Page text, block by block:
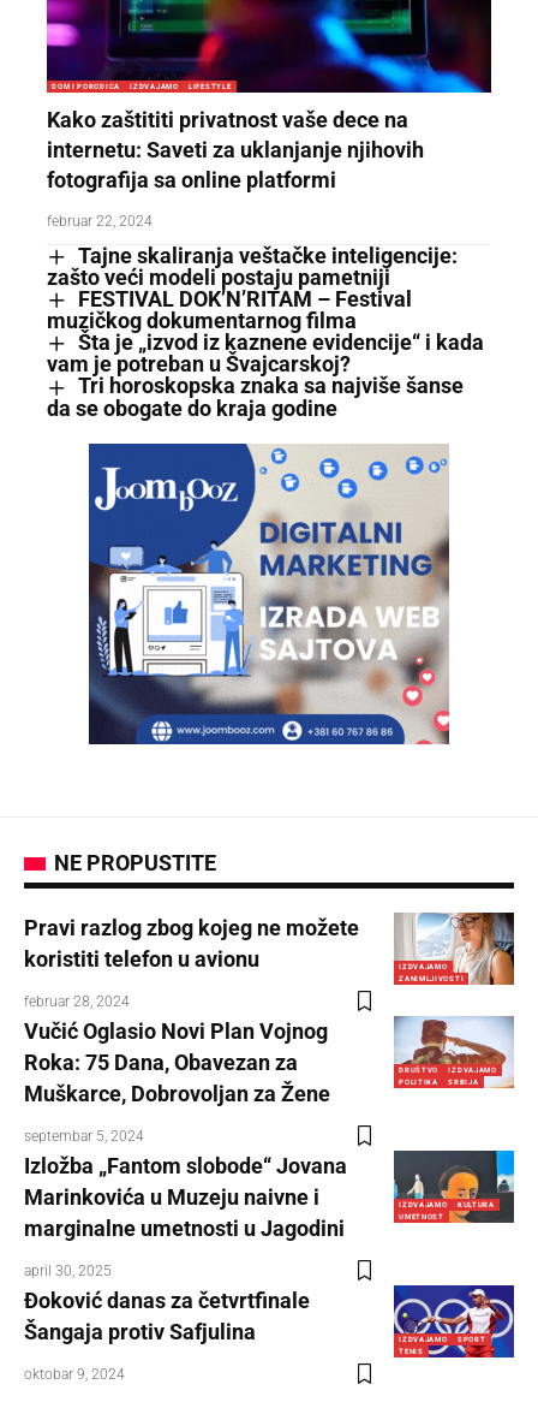
DOM I PORODICA IZDVAJAMO LIFESTYLE
Kako zaštititi privatnost vaše dece na
internetu: Saveti za uklanjanje njihovih
fotografija sa online platformi
februar 22, 2024
Tajne skaliranja veštačke inteligencije:
zašto veći modeli postaju pametniji
FESTIVAL DOK’N’RITAM – Festival
muzičkog dokumentarnog filma
Šta je „izvod iz kaznene evidencije“ i kada
vam je potreban u Švajcarskoj?
Tri horoskopska znaka sa najviše šanse
da se obogate do kraja godine
NE PROPUSTITE
IZDVAJAMO
ZANIMLJIVOSTI
Pravi razlog zbog kojeg ne možete
koristiti telefon u avionu
februar 28, 2024
DRUŠTVO
IZDVAJAMO
POLITIKA
SRBIJA
Vučić Oglasio Novi Plan Vojnog
Roka: 75 Dana, Obavezan za
Muškarce, Dobrovoljan za Žene
septembar 5, 2024
IZDVAJAMO
KULTURA
UMETNOST
Izložba „Fantom slobode“ Jovana
Marinkovića u Muzeju naivne i
marginalne umetnosti u Jagodini
april 30, 2025
IZDVAJAMO
SPORT
TENIS
Đoković danas za četvrtfinale
Šangaja protiv Safjulina
oktobar 9, 2024